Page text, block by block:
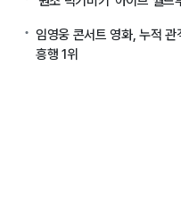
임영웅 콘서트 영화, 누적
흥행 1위